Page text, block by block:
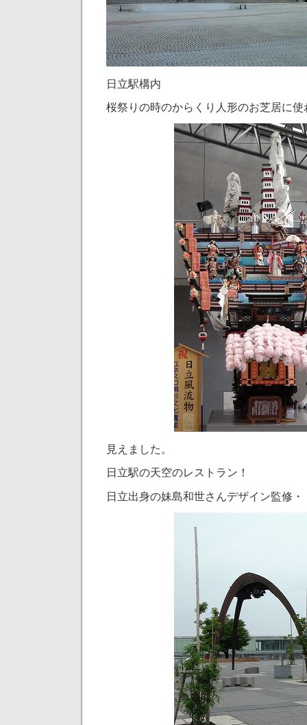
日立駅構内
桜祭りの時のからくり人形のお芝居に使
見えました。
日立駅の天空のレストラン！
日立出身の妹島和世さんデザイン監修